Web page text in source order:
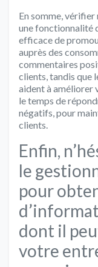
En somme, vérifier
une fonctionnalité
efficace de
auprès des
commentaires
clients, tandis que
aident à améliorer
le temps de
négatifs, pour
clients.
Enfin,
le
pour
dont il
votre